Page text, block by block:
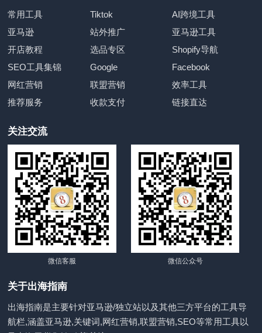
常用工具 Tiktok
AI跨境工具
亚马逊
站外推广
亚马逊工具
开店教程
选品专区
Shopify导航
SEO工具集锦
Google
Facebook
网红营销
联盟营销
效率工具
推荐服务
收款支付 链接直达
关注交流
微信客服 微信公众号
关于出海指南
出海指南是主要针对亚马逊/独立站以及其他三方平台的工具导
航栏,涵盖亚马逊,关键词,网红营销,联盟营销,SEO等常用工具以